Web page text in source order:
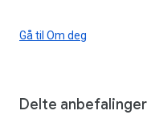
Gå til Om deg
Delte anbefalinger